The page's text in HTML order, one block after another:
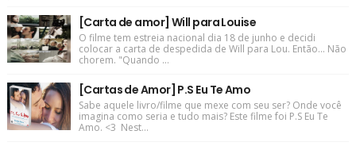
[Carta de amor] Will para Louise
O filme tem estreia nacional dia 18 de junho e decidi
colocar a carta de despedida de Will para Lou. Então... Não
chorem. "Quando ...
[Cartas de Amor] P.S Eu Te Amo
Sabe aquele livro/filme que mexe com seu ser? Onde você
imagina como seria e tudo mais? Este filme foi P.S Eu Te
Amo. <3 Nest...